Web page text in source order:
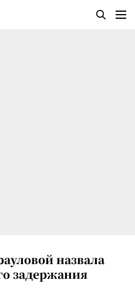
назвала
задержания